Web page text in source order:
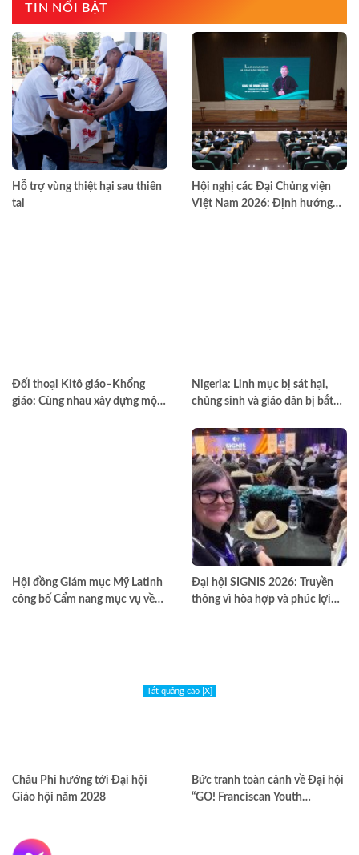
TIN NỔI BẬT
Hỗ trợ vùng thiệt hại sau thiên
tai
Hội nghị các Đại Chủng viện
Việt Nam 2026: Định hướng
Đối thoại Kitô giáo–Khổng
giáo: Cùng nhau xây dựng một
Nigeria: Linh mục bị sát hại,
chủng sinh và giáo dân bị bắt
Hội đồng Giám mục Mỹ Latinh
công bố Cẩm nang mục vụ về
Đại hội SIGNIS 2026: Truyền
thông vì hòa hợp và phúc lợi
Châu Phi hướng tới Đại hội
Giáo hội năm 2028
Bức tranh toàn cảnh về Đại hội
“GO! Franciscan Youth
Tắt quảng cáo [X]